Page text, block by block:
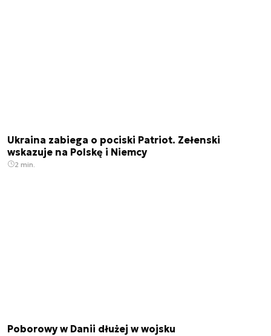
Ukraina zabiega o pociski Patriot. Zełenski
wskazuje na Polskę i Niemcy
2 min.
Poborowy w Danii dłużej w wojsku